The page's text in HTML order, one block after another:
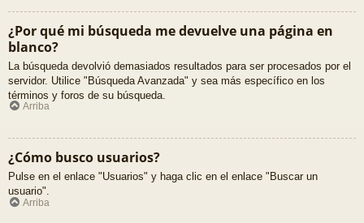
¿Por qué mi búsqueda me devuelve una página en
blanco?
La búsqueda devolvió demasiados resultados para ser procesados por el
servidor. Utilice "Búsqueda Avanzada" y sea más específico en los
términos y foros de su búsqueda.
Arriba
¿Cómo busco usuarios?
Pulse en el enlace "Usuarios" y haga clic en el enlace "Buscar un
usuario".
Arriba